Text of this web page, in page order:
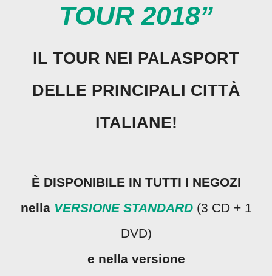
TOUR 2018”
IL TOUR NEI PALASPORT
DELLE PRINCIPALI CITTÀ
ITALIANE!
È DISPONIBILE IN TUTTI I NEGOZI
nella VERSIONE STANDARD (3 CD + 1
DVD)
e nella versione